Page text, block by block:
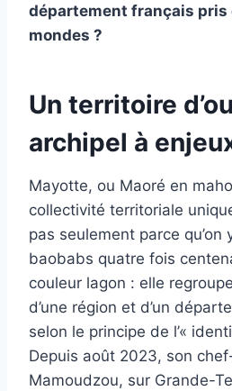
département français pris
mondes ?
Un territoire
archipel à
Mayotte, ou Maoré en
collectivité territoriale
pas seulement parce qu’on
baobabs quatre fois
couleur lagon : elle
d’une région et d’un
selon le principe de l’«
Depuis août 2023, son
Mamoudzou, sur Grande-